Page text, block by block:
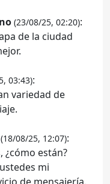
(23/08/25, 02:20):
de la ciudad
03:43):
variedad de
(18/08/25, 12:07):
¿cómo están?
mi